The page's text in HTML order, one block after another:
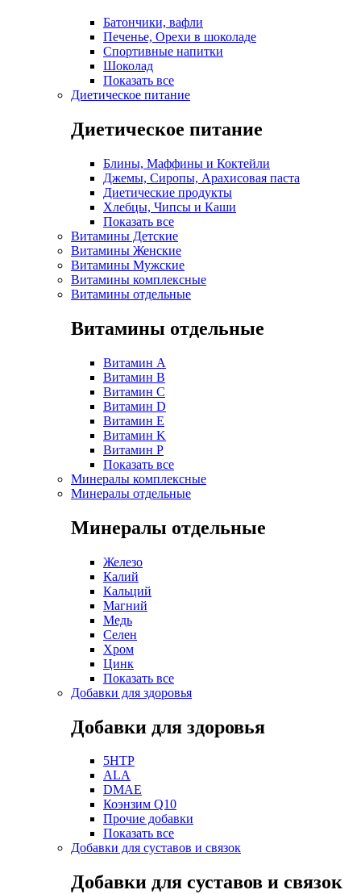
Батончики, вафли
Печенье, Орехи в шоколаде
Спортивные напитки
Шоколад
Показать все
Диетическое питание
Диетическое питание
Блины, Маффины и Коктейли
Джемы, Сиропы, Арахисовая паста
Диетические продукты
Хлебцы, Чипсы и Каши
Показать все
Витамины Детские
Витамины Женские
Витамины Мужские
Витамины комплексные
Витамины отдельные
Витамины отдельные
Витамин A
Витамин B
Витамин C
Витамин D
Витамин E
Витамин K
Витамин P
Показать все
Минералы комплексные
Минералы отдельные
Минералы отдельные
Железо
Калий
Кальций
Магний
Медь
Селен
Хром
Цинк
Показать все
Добавки для здоровья
Добавки для здоровья
5HTP
ALA
DMAE
Коэнзим Q10
Прочие добавки
Показать все
Добавки для суставов и связок
Добавки для суставов и связок